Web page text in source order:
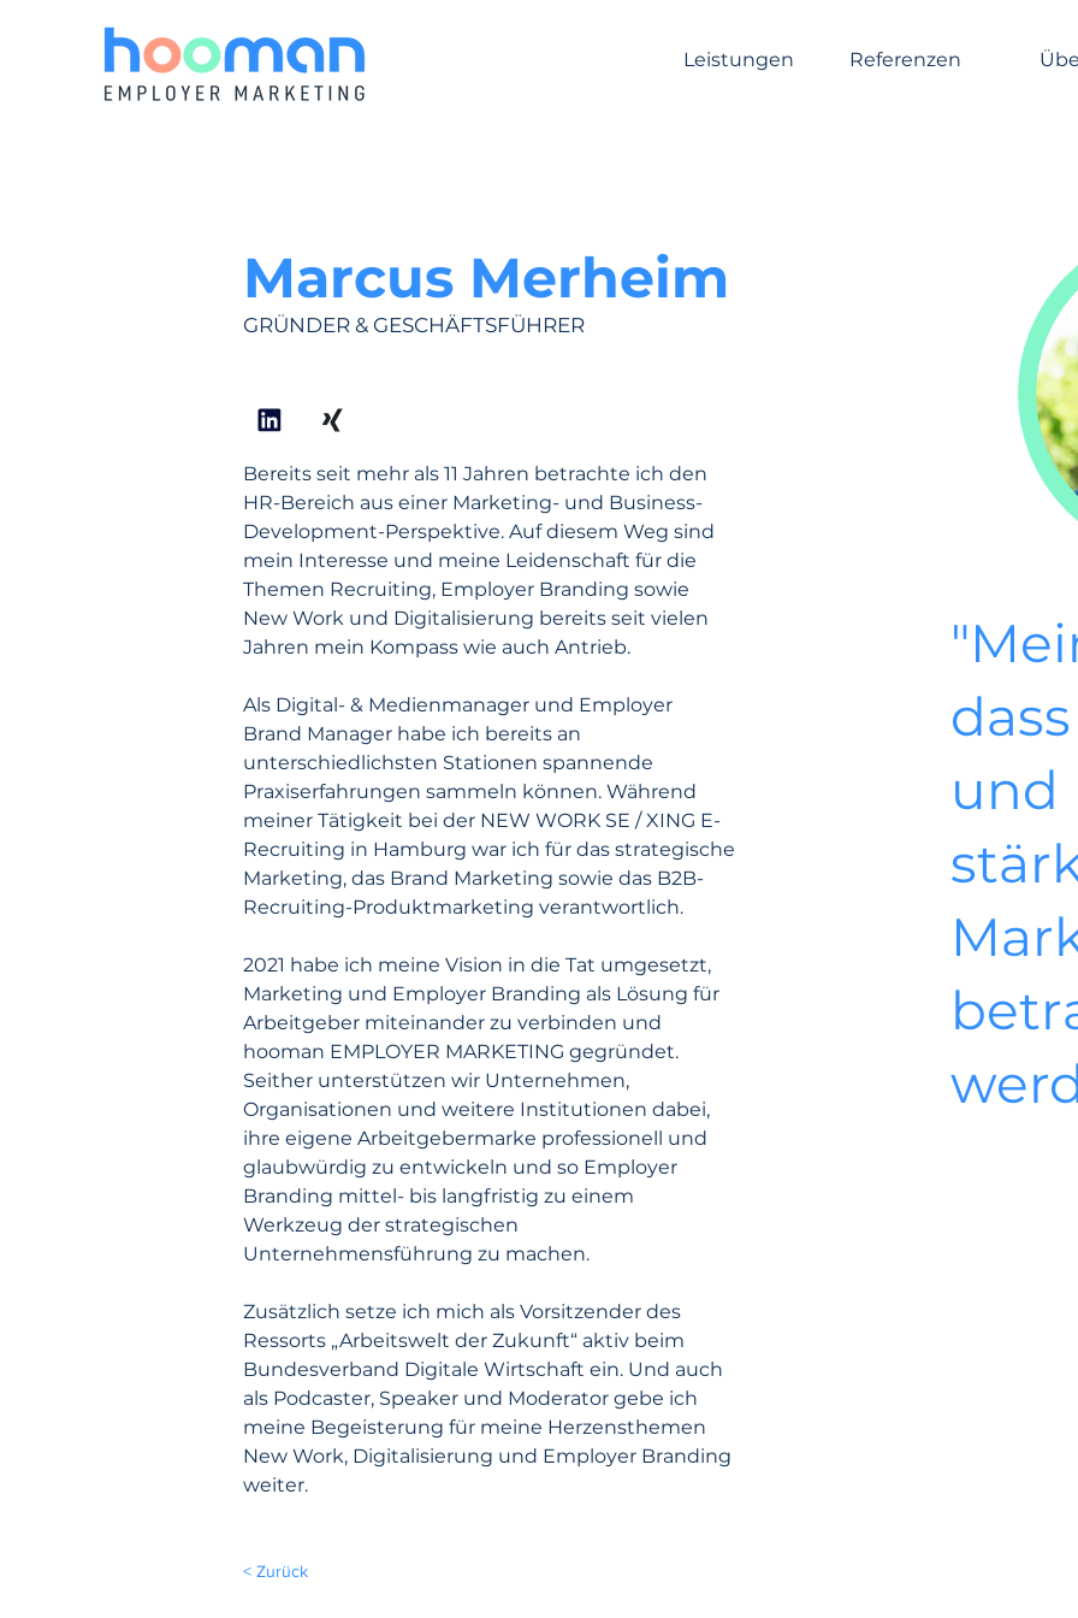
Leistungen Referenzen
Marcus Merheim
GRÜNDER & GESCHÄFTSFÜHRER
Bereits seit mehr als 11 Jahren betrachte ich den
HR-Bereich aus einer Marketing- und Business-
Development-Perspektive. Auf diesem Weg sind
mein Interesse und meine Leidenschaft für die
Themen Recruiting, Employer Branding sowie
New Work und Digitalisierung bereits seit vielen
Jahren mein Kompass wie auch Antrieb.
Als Digital- & Medienmanager und Employer
Brand Manager habe ich bereits an
unterschiedlichsten Stationen spannende
Praxiserfahrungen sammeln können. Während
meiner Tätigkeit bei der NEW WORK SE / XING E-
Recruiting in Hamburg war ich für das strategische
Marketing, das Brand Marketing sowie das B2B-
Recruiting-Produktmarketing verantwortlich.
2021 habe ich meine Vision in die Tat umgesetzt,
Marketing und Employer Branding als Lösung für
Arbeitgeber miteinander zu verbinden und
hooman EMPLOYER MARKETING gegründet.
Seither unterstützen wir Unternehmen,
Organisationen und weitere Institutionen dabei,
ihre eigene Arbeitgebermarke professionell und
glaubwürdig zu entwickeln und so Employer
Branding mittel- bis langfristig zu einem
Werkzeug der strategischen
Unternehmensführung zu machen.
Zusätzlich setze ich mich als Vorsitzender des
Ressorts „Arbeitswelt der Zukunft“ aktiv beim
Bundesverband Digitale Wirtschaft ein. Und auch
als Podcaster, Speaker und Moderator gebe ich
meine Begeisterung für meine Herzensthemen
New Work, Digitalisierung und Employer Branding
weiter.
< Zurück
und